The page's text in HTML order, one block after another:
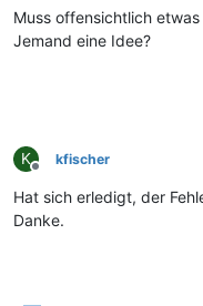
Muss offensichtlich
Jemand eine Idee?
K
Offline
kfischer
Hat sich erledigt, der
Danke.